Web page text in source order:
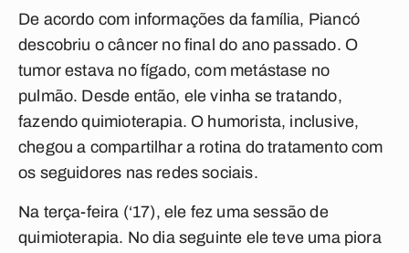
De acordo com informações da família, Piancó
descobriu o câncer no final do ano passado. O
tumor estava no fígado, com metástase no
pulmão. Desde então, ele vinha se tratando,
fazendo quimioterapia. O humorista, inclusive,
chegou a compartilhar a rotina do tratamento com
os seguidores nas redes sociais.
Na terça-feira (‘17), ele fez uma sessão de
quimioterapia. No dia seguinte ele teve uma piora